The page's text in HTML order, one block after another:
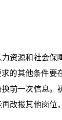
资源和社会保
的其他条件要
前一次信息。
改报其他岗位，